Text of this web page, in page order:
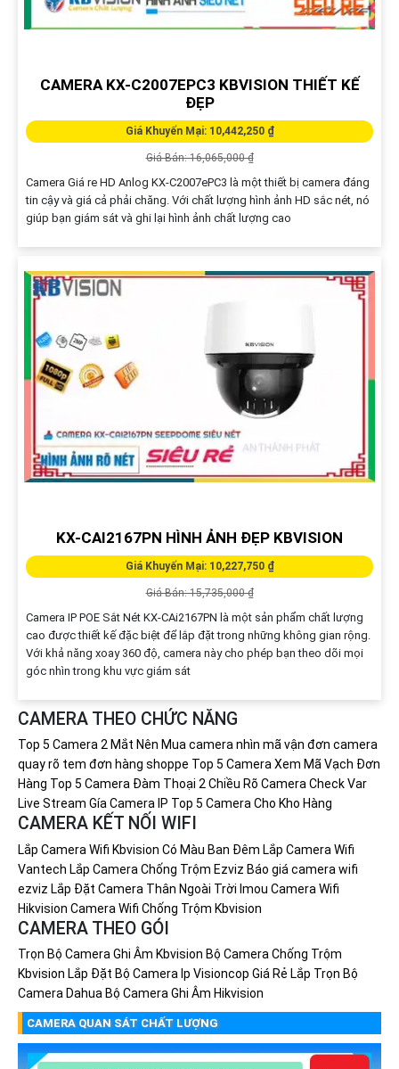
CAMERA KX-C2007EPC3 KBVISION THIẾT KẾ
ĐẸP
Giá Khuyến Mại: 10,442,250 ₫
Giá Bán: 16,065,000 ₫
Camera Giá re HD Anlog KX-C2007ePC3 là một thiết bị camera đáng
tin cậy và giá cả phải chăng. Với chất lượng hình ảnh HD sắc nét, nó
giúp bạn giám sát và ghi lại hình ảnh chất lượng cao
KX-CAI2167PN HÌNH ẢNH ĐẸP KBVISION
Giá Khuyến Mại: 10,227,750 ₫
Giá Bán: 15,735,000 ₫
Camera IP POE Sắt Nét KX-CAi2167PN là một sản phẩm chất lượng
cao được thiết kế đặc biệt để lắp đặt trong những không gian rộng.
Với khả năng xoay 360 độ, camera này cho phép bạn theo dõi mọi
góc nhìn trong khu vực giám sát
CAMERA THEO CHỨC NĂNG
Top 5 Camera 2 Mắt Nên Mua camera nhìn mã vận đơn camera
quay rõ tem đơn hàng shoppe Top 5 Camera Xem Mã Vạch Đơn
Hàng Top 5 Camera Đàm Thoại 2 Chiều Rõ Camera Check Var
Live Stream Gía Camera IP Top 5 Camera Cho Kho Hàng
CAMERA KẾT NỐI WIFI
Lắp Camera Wifi Kbvision Có Màu Ban Đêm Lắp Camera Wifi
Vantech Lắp Camera Chống Trộm Ezviz Báo giá camera wifi
ezviz Lắp Đặt Camera Thân Ngoài Trời Imou Camera Wifi
Hikvision Camera Wifi Chống Trộm Kbvision
CAMERA THEO GÓI
Trọn Bộ Camera Ghi Âm Kbvision Bộ Camera Chống Trộm
Kbvision Lắp Đặt Bộ Camera Ip Visioncop Giá Rẻ Lắp Trọn Bộ
Camera Dahua Bộ Camera Ghi Âm Hikvision
CAMERA QUAN SÁT CHẤT LƯỢNG